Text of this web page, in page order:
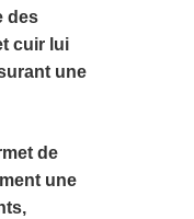
des
cuir lui
une
de
une